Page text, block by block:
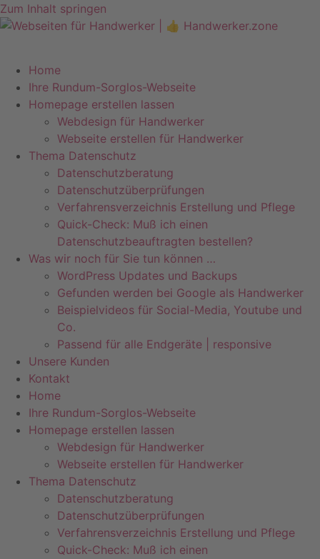
Zum Inhalt springen
Home
Ihre Rundum-Sorglos-Webseite
Homepage erstellen lassen
Webdesign für Handwerker
Webseite erstellen für Handwerker
Thema Datenschutz
Datenschutzberatung
Datenschutzüberprüfungen
Verfahrensverzeichnis Erstellung und Pflege
Quick-Check: Muß ich einen
Datenschutzbeauftragten bestellen?
Was wir noch für Sie tun können …
WordPress Updates und Backups
Gefunden werden bei Google als Handwerker
Beispielvideos für Social-Media, Youtube und
Co.
Passend für alle Endgeräte | responsive
Unsere Kunden
Kontakt
Home
Ihre Rundum-Sorglos-Webseite
Homepage erstellen lassen
Webdesign für Handwerker
Webseite erstellen für Handwerker
Thema Datenschutz
Datenschutzberatung
Datenschutzüberprüfungen
Verfahrensverzeichnis Erstellung und Pflege
Quick-Check: Muß ich einen